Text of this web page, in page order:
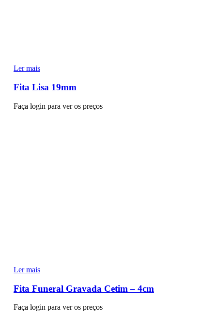
Ler mais
Fita Lisa 19mm
Faça login para ver os preços
Ler mais
Fita Funeral Gravada Cetim – 4cm
Faça login para ver os preços